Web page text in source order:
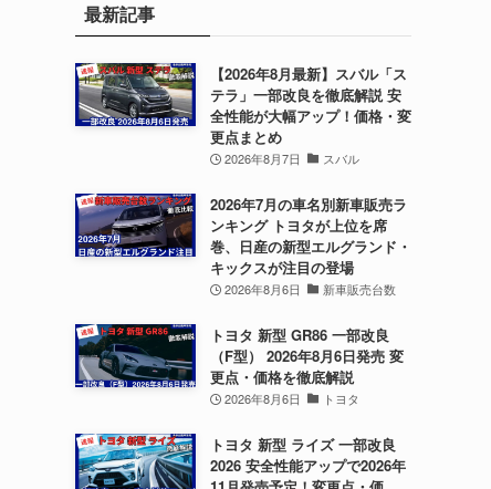
最新記事
【2026年8月最新】スバル「ス
テラ」一部改良を徹底解説 安
全性能が大幅アップ！価格・変
更点まとめ
2026年8月7日 スバル
2026年7月の車名別新車販売ラ
ンキング トヨタが上位を席
巻、日産の新型エルグランド・
キックスが注目の登場
2026年8月6日 新車販売台数
トヨタ 新型 GR86 一部改良
（F型） 2026年8月6日発売 変
更点・価格を徹底解説
2026年8月6日 トヨタ
トヨタ 新型 ライズ 一部改良
2026 安全性能アップで2026年